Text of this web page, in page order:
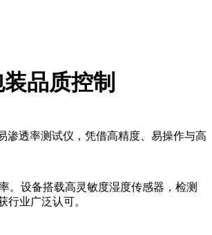
品质控制
渗透率测试仪，凭借高精度、易操作与高
。设备搭载高灵敏度湿度传感器，检测
行业广泛认可。